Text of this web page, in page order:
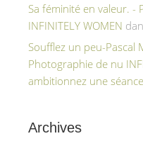
Sa féminité en valeur. -
INFINITELY WOMEN
Soufflez un peu-Pascal
Photographie de nu
ambitionnez une
Archives